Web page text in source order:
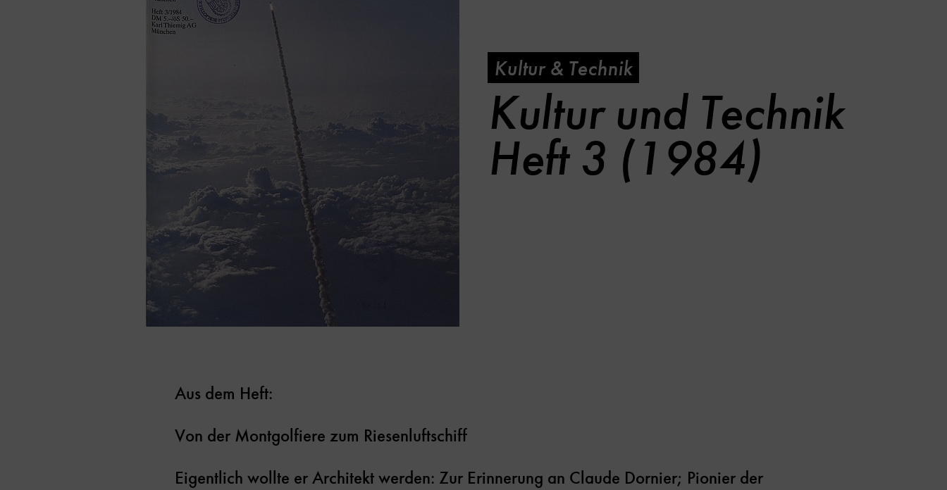
Kultur & Technik
Kultur und Technik
Heft 3 (1984)
Aus dem Heft:
Von der Montgolfiere zum Riesenluftschiff
Eigentlich wollte er Architekt werden: Zur Erinnerung an Claude Dornier; Pionier der